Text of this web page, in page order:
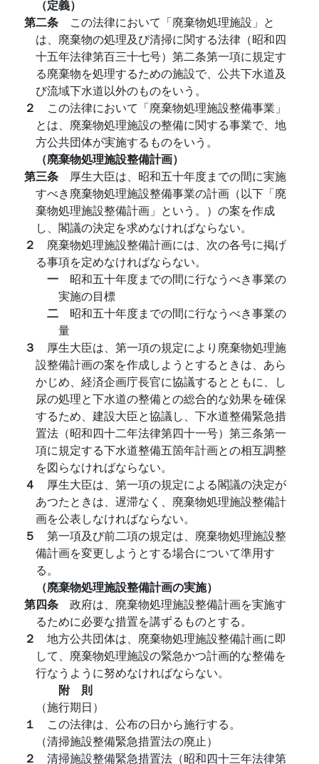
（定義）
第二条 この法律において「廃棄物処理施設」と
は、廃棄物の処理及び清掃に関する法律（昭和四
十五年法律第百三十七号）第二条第一項に規定す
る廃棄物を処理するための施設で、公共下水道及
び流域下水道以外のものをいう。
２ この法律において「廃棄物処理施設整備事業」
とは、廃棄物処理施設の整備に関する事業で、地
方公共団体が実施するものをいう。
（廃棄物処理施設整備計画）
第三条 厚生大臣は、昭和五十年度までの間に実施
すべき廃棄物処理施設整備事業の計画（以下「廃
棄物処理施設整備計画」という。）の案を作成
し、閣議の決定を求めなければならない。
２ 廃棄物処理施設整備計画には、次の各号に掲げ
る事項を定めなければならない。
一 昭和五十年度までの間に行なうべき事業の
実施の目標
二 昭和五十年度までの間に行なうべき事業の
量
３ 厚生大臣は、第一項の規定により廃棄物処理施
設整備計画の案を作成しようとするときは、あら
かじめ、経済企画庁長官に協議するとともに、し
尿の処理と下水道の整備との総合的な効果を確保
するため、建設大臣と協議し、下水道整備緊急措
置法（昭和四十二年法律第四十一号）第三条第一
項に規定する下水道整備五箇年計画との相互調整
を図らなければならない。
４ 厚生大臣は、第一項の規定による閣議の決定が
あつたときは、遅滞なく、廃棄物処理施設整備計
画を公表しなければならない。
５ 第一項及び前二項の規定は、廃棄物処理施設整
備計画を変更しようとする場合について準用す
る。
（廃棄物処理施設整備計画の実施）
第四条 政府は、廃棄物処理施設整備計画を実施す
るために必要な措置を講ずるものとする。
２ 地方公共団体は、廃棄物処理施設整備計画に即
して、廃棄物処理施設の緊急かつ計画的な整備を
行なうように努めなければならない。
附 則
（施行期日）
１ この法律は、公布の日から施行する。
（清掃施設整備緊急措置法の廃止）
２ 清掃施設整備緊急措置法（昭和四十三年法律第